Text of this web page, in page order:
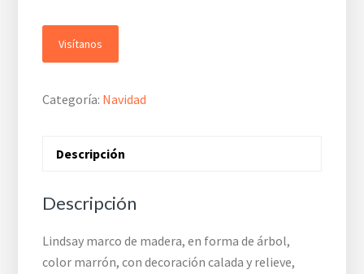
Visítanos
Categoría: Navidad
Descripción
Descripción
Lindsay marco de madera, en forma de árbol,
color marrón, con decoración calada y relieve,